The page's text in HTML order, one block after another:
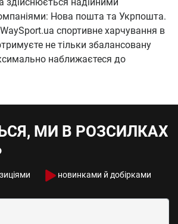
Нова пошта та Укрпошта.
спортивне харчування в
не тільки збалансовану
наближаєтеся до
МИ В РОЗСИЛКАХ
новинками й добірками